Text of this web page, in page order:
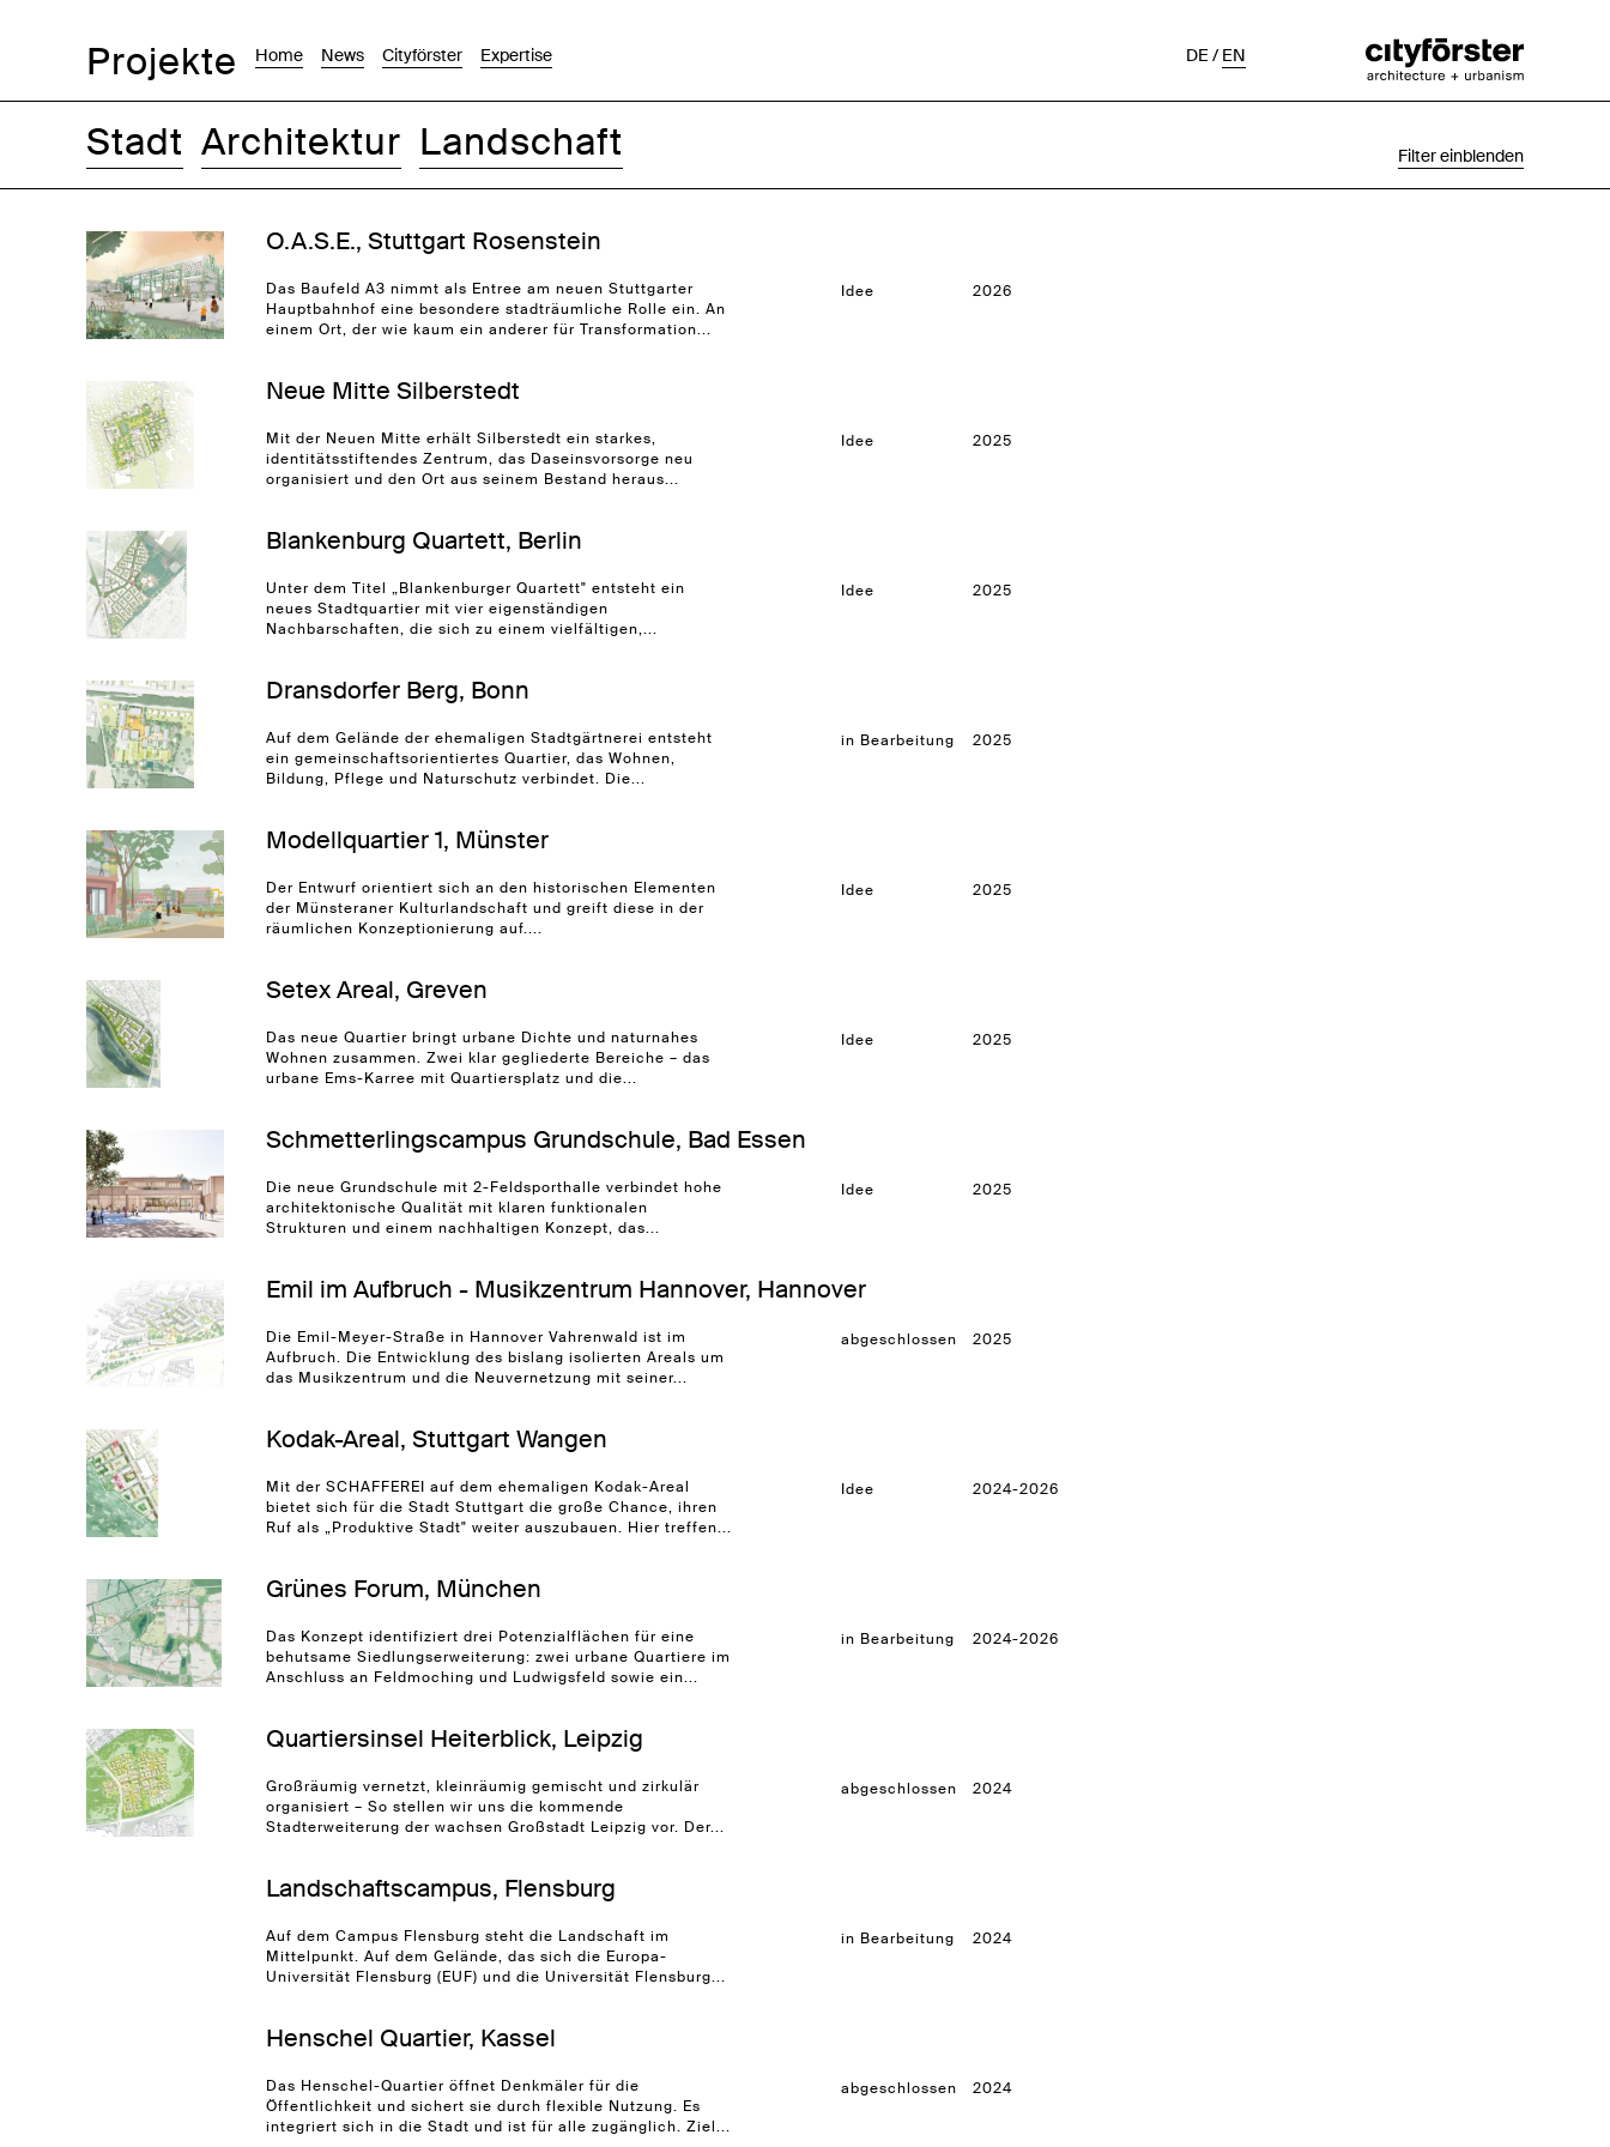
Projekte Home News Cityförster Expertise DE/EN
Stadt Architektur Landschaft Filter einblenden
O.A.S.E., Stuttgart Rosenstein
Das Baufeld A3 nimmt als Entree am neuen Stuttgarter
Hauptbahnhof eine besondere stadträumliche Rolle ein. An
einem Ort, der wie kaum ein anderer für Transformation...
Idee 2026
Neue Mitte Silberstedt
Mit der Neuen Mitte erhält Silberstedt ein starkes,
identitätsstiftendes Zentrum, das Daseinsvorsorge neu
organisiert und den Ort aus seinem Bestand heraus...
Idee 2025
Blankenburg Quartett, Berlin
Unter dem Titel „Blankenburger Quartett" entsteht ein
neues Stadtquartier mit vier eigenständigen
Nachbarschaften, die sich zu einem vielfältigen,...
Idee 2025
Dransdorfer Berg, Bonn
Auf dem Gelände der ehemaligen Stadtgärtnerei entsteht
ein gemeinschaftsorientiertes Quartier, das Wohnen,
Bildung, Pflege und Naturschutz verbindet. Die...
in Bearbeitung 2025
Modellquartier 1, Münster
Der Entwurf orientiert sich an den historischen Elementen
der Münsteraner Kulturlandschaft und greift diese in der
räumlichen Konzeptionierung auf....
Idee 2025
Setex Areal, Greven
Das neue Quartier bringt urbane Dichte und naturnahes
Wohnen zusammen. Zwei klar gegliederte Bereiche – das
urbane Ems-Karree mit Quartiersplatz und die...
Idee 2025
Schmetterlingscampus Grundschule, Bad Essen
Die neue Grundschule mit 2-Feldsporthalle verbindet hohe
architektonische Qualität mit klaren funktionalen
Strukturen und einem nachhaltigen Konzept, das...
Idee 2025
Emil im Aufbruch - Musikzentrum Hannover, Hannover
Die Emil-Meyer-Straße in Hannover Vahrenwald ist im
Aufbruch. Die Entwicklung des bislang isolierten Areals um
das Musikzentrum und die Neuvernetzung mit seiner...
abgeschlossen 2025
Kodak-Areal, Stuttgart Wangen
Mit der SCHAFFEREI auf dem ehemaligen Kodak-Areal
bietet sich für die Stadt Stuttgart die große Chance, ihren
Ruf als „Produktive Stadt" weiter auszubauen. Hier treffen...
Idee 2024-2026
Grünes Forum, München
Das Konzept identifiziert drei Potenzialflächen für eine
behutsame Siedlungserweiterung: zwei urbane Quartiere im
Anschluss an Feldmoching und Ludwigsfeld sowie ein...
in Bearbeitung 2024-2026
Quartiersinsel Heiterblick, Leipzig
Großräumig vernetzt, kleinräumig gemischt und zirkulär
organisiert – So stellen wir uns die kommende
Stadterweiterung der wachsen Großstadt Leipzig vor. Der...
abgeschlossen 2024
Landschaftscampus, Flensburg
Auf dem Campus Flensburg steht die Landschaft im
Mittelpunkt. Auf dem Gelände, das sich die Europa-
Universität Flensburg (EUF) und die Universität Flensburg...
in Bearbeitung 2024
Henschel Quartier, Kassel
Das Henschel-Quartier öffnet Denkmäler für die
Öffentlichkeit und sichert sie durch flexible Nutzung. Es
integriert sich in die Stadt und ist für alle zugänglich. Ziel...
abgeschlossen 2024